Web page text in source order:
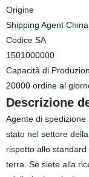
Origine
Shipping Agent China
Codice SA
1501000000
Capacità di
20000 ordine al
Descrizione
Agente di
stato nel settore
rispetto allo
terra. Se siete alla